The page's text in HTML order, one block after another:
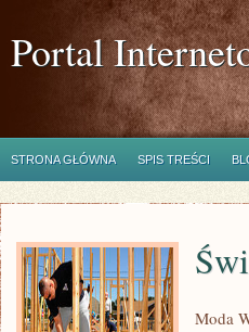
Portal
STRONA GŁÓWNA SPIS TREŚCI
Moda